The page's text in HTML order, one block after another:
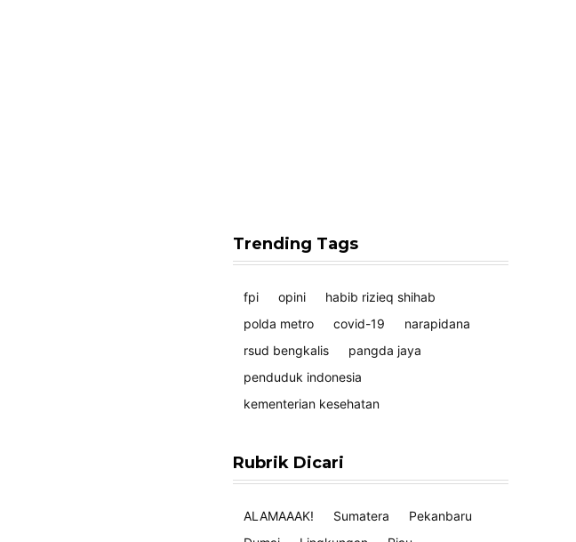
Trending Tags
fpi opini
habib rizieq shihab
polda metro
covid-19
narapidana
rsud bengkalis
pangda jaya
penduduk indonesia
kementerian kesehatan
Rubrik Dicari
ALAMAAAK! Sumatera
Pekanbaru